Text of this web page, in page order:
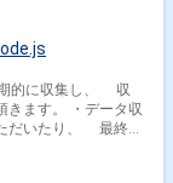
に収集し、 収
データ収
り、 最終的